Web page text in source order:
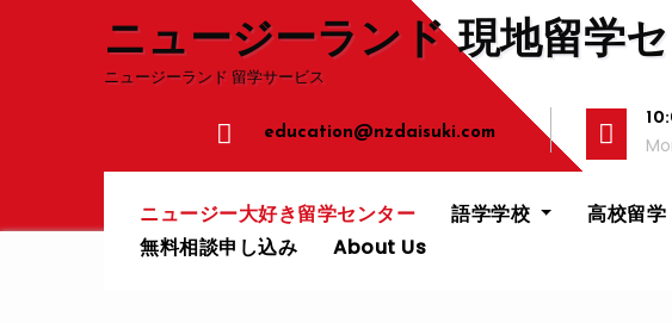
ニュージーランド 現地留学
ニュージーランド 留学サービス
education@nzdaisuki.com
ニュージー大好き留学センター 語学学校 高校留学
無料相談申し込み
About Us